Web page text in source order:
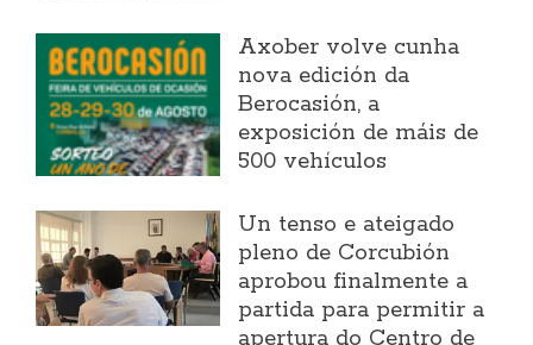
Axober volve cunha
nova edición da
Berocasión, a
exposición de máis de
500 vehículos
Un tenso e ateigado
pleno de Corcubión
aprobou finalmente a
partida para permitir a
apertura do Centro de